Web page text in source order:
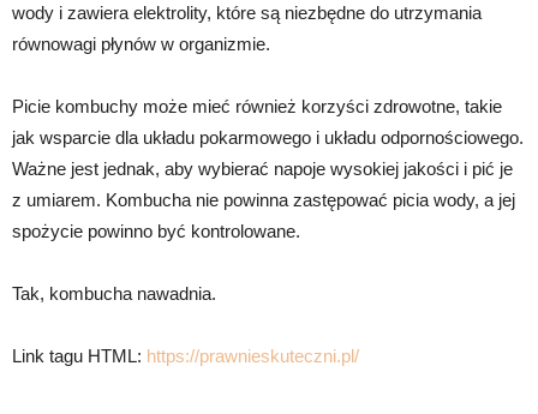
wody i zawiera elektrolity, które są niezbędne do utrzymania
równowagi płynów w organizmie.
Picie kombuchy może mieć również korzyści zdrowotne, takie
jak wsparcie dla układu pokarmowego i układu odpornościowego.
Ważne jest jednak, aby wybierać napoje wysokiej jakości i pić je
z umiarem. Kombucha nie powinna zastępować picia wody, a jej
spożycie powinno być kontrolowane.
Tak, kombucha nawadnia.
Link tagu HTML: https://prawnieskuteczni.pl/